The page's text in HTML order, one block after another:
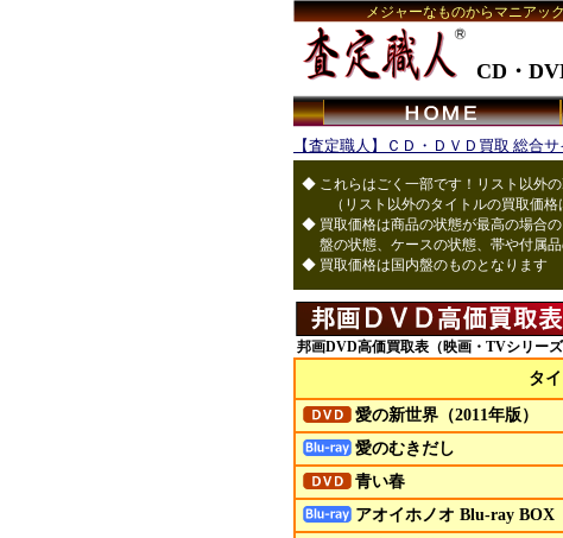
メジャーなものからマニアッ
CD ・
【査定職人】ＣＤ・ＤＶＤ買取 総合
◆ これらはごく一部です！リスト以外
（リスト以外のタイトルの買取価格
◆ 買取価格は商品の状態が最高の場合
盤の状態、ケースの状態、帯や付属
◆ 買取価格は国内盤のものとなります
邦画DVD高価買取表（映画・TVシリー
タ
愛の新世界（2011年版）
愛のむきだし
青い春
アオイホノオ Blu-ray BOX